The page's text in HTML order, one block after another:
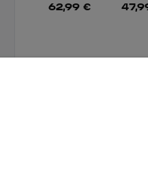
62,99 €
Enviamos tu
Gastos de
Comprueba